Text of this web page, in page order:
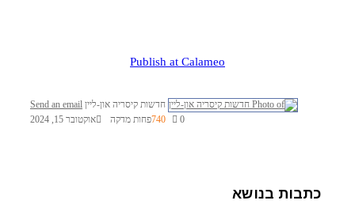
Publish at Calameo
חדשות קיסריה און-ליין Send an email
אוקטובר 15, 2024
0
740פחות מדקה
כתבות בנושא